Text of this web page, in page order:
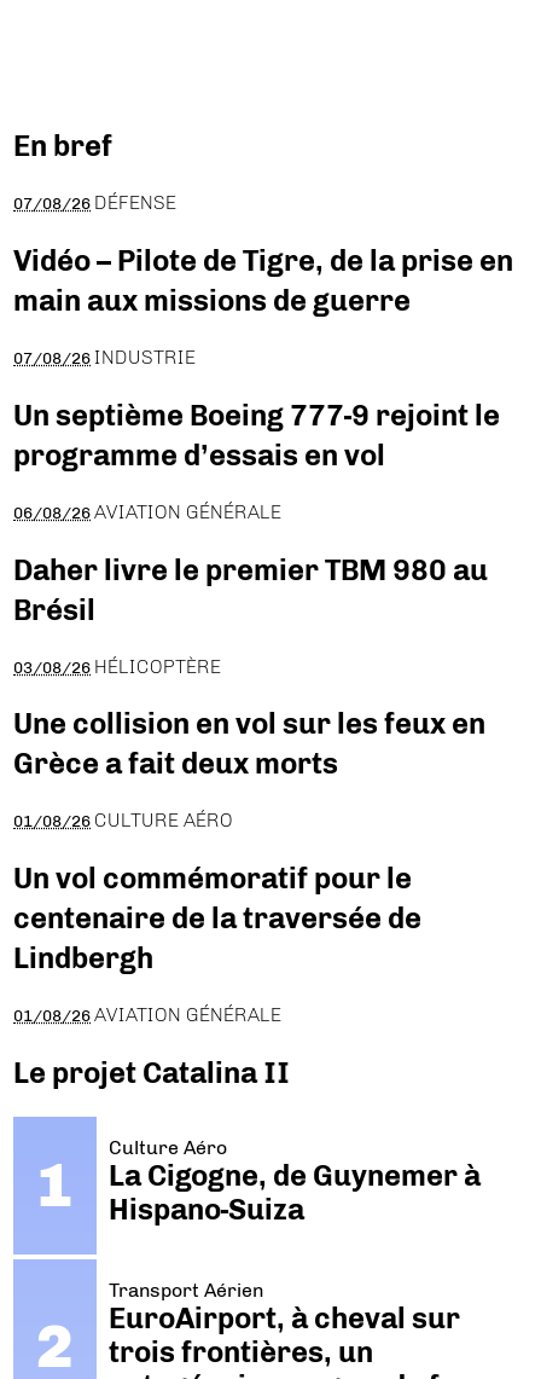
En bref
07/08/26 DÉFENSE
Vidéo – Pilote de Tigre, de la prise en
main aux missions de guerre
07/08/26 INDUSTRIE
Un septième Boeing 777-9 rejoint le
programme d’essais en vol
06/08/26 AVIATION GÉNÉRALE
Daher livre le premier TBM 980 au
Brésil
03/08/26 HÉLICOPTÈRE
Une collision en vol sur les feux en
Grèce a fait deux morts
01/08/26 CULTURE AÉRO
Un vol commémoratif pour le
centenaire de la traversée de
Lindbergh
01/08/26 AVIATION GÉNÉRALE
Le projet Catalina II
Culture Aéro
La Cigogne, de Guynemer à
Hispano-Suiza
Transport Aérien
EuroAirport, à cheval sur
trois frontières, un